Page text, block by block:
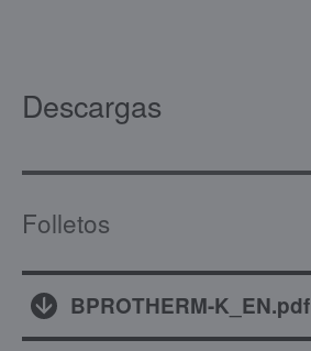
Descargas
Folletos
BPROTHERM-K_EN.pdf